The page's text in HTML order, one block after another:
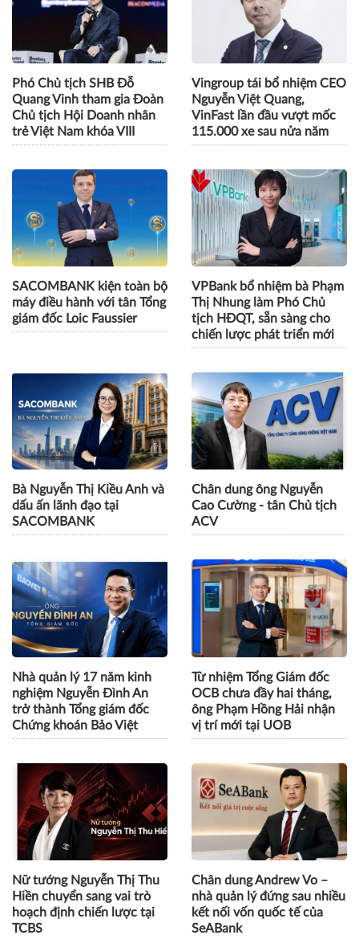
Phó Chủ tịch SHB Đỗ
Quang Vinh tham gia Đoàn
Chủ tịch Hội Doanh nhân
trẻ Việt Nam khóa VIII
Vingroup tái bổ nhiệm CEO
Nguyễn Việt Quang,
VinFast lần đầu vượt mốc
115.000 xe sau nửa năm
SACOMBANK kiện toàn bộ
máy điều hành với tân Tổng
giám đốc Loic Faussier
VPBank bổ nhiệm bà Phạm
Thị Nhung làm Phó Chủ
tịch HĐQT, sẵn sàng cho
chiến lược phát triển mới
Bà Nguyễn Thị Kiều Anh và
dấu ấn lãnh đạo tại
SACOMBANK
Chân dung ông Nguyễn
Cao Cường - tân Chủ tịch
ACV
Nhà quản lý 17 năm kinh
nghiệm Nguyễn Đình An
trở thành Tổng giám đốc
Chứng khoán Bảo Việt
Từ nhiệm Tổng Giám đốc
OCB chưa đầy hai tháng,
ông Phạm Hồng Hải nhận
vị trí mới tại UOB
Nữ tướng Nguyễn Thị Thu
Hiền chuyển sang vai trò
hoạch định chiến lược tại
TCBS
Chân dung Andrew Vo –
nhà quản lý đứng sau nhiều
kết nối vốn quốc tế của
SeABank